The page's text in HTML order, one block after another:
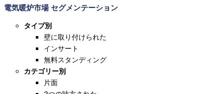
電気暖炉市場 セグメンテーション
タイプ別
壁に取り付けられた
インサート
無料スタンディング
カテゴリー別
片面